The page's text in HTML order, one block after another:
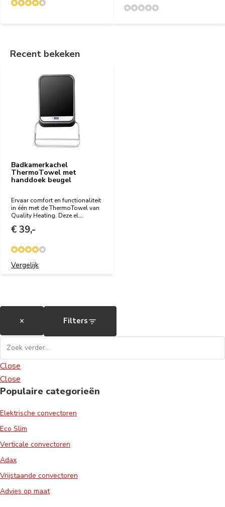
Recent bekeken
Badkamerkachel
ThermoTowel met
handdoek beugel
Ervaar comfort en functionaliteit
in één met de ThermoTowel van
Quality Heating. Deze el...
€ 39,-
Vergelijk
× Filters
Close
Close
Populaire categorieën
Elektrische convectoren
Eco Slim
Verticale convectoren
Adax
Vrijstaande convectoren
Advies op maat